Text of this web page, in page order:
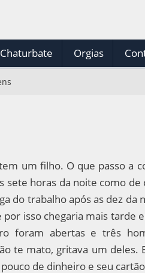
Chaturbate Orgias
um filho. O que passo a
sete horas da noite como
do trabalho após as dez da
isso chegaria mais tarde
foram abertas e três
te mato, gritava um deles.
de dinheiro e seu